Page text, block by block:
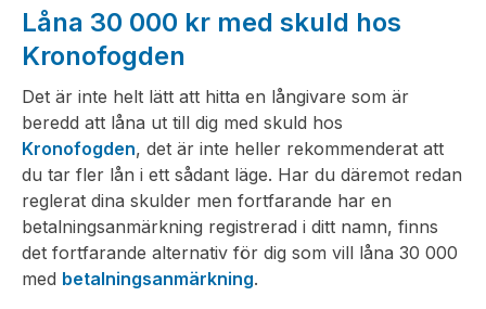
Låna 30 000 kr med skuld hos
Kronofogden
Det är inte helt lätt att hitta en långivare som är
beredd att låna ut till dig med skuld hos
Kronofogden, det är inte heller rekommenderat att
du tar fler lån i ett sådant läge. Har du däremot redan
reglerat dina skulder men fortfarande har en
betalningsanmärkning registrerad i ditt namn, finns
det fortfarande alternativ för dig som vill låna 30 000
med betalningsanmärkning.